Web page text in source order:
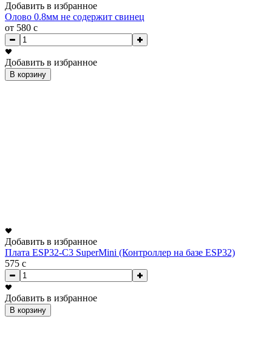
Добавить в избранное
Олово 0.8мм не содержит свинец
от 580 c
Добавить в избранное
В корзину
Добавить в избранное
Плата ESP32-C3 SuperMini (Контроллер на базе ESP32)
575 c
Добавить в избранное
В корзину